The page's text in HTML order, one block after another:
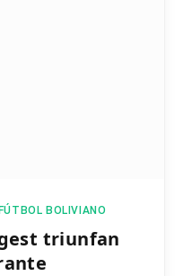
BOLIVIANO
triunfan